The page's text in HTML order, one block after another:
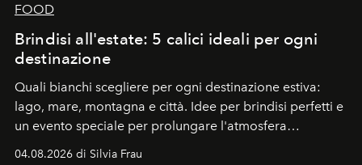
FOOD
Brindisi all'estate: 5 calici ideali per ogni
destinazione
Quali bianchi scegliere per ogni destinazione estiva:
lago, mare, montagna e città. Idee per brindisi perfetti e
un evento speciale per prolungare l'atmosfera
04.08.2026 di Silvia Frau